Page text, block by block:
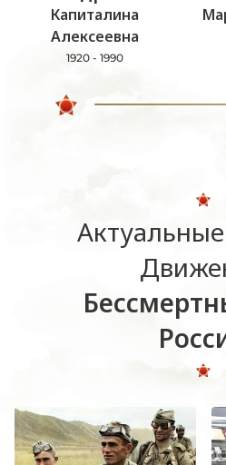
Капиталина
Алексеевна
1920 - 1990